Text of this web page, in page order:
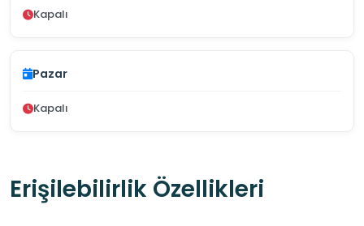
Kapalı
Pazar
Kapalı
Erişilebilirlik Özellikleri